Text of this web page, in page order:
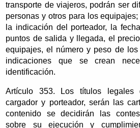
transporte de viajeros, podrán ser
personas y otros para los
la indicación del porteador, la
puntos de salida y llegada, el
equipajes, el número y peso de
indicaciones que se crean
identificación.
Artículo 353. Los títulos legales
cargador y porteador, serán las
contenido se decidirán las
sobre su ejecución y